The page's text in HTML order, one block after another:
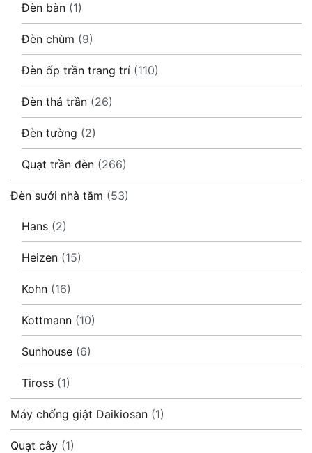
Đèn bàn (1)
Đèn chùm (9)
Đèn ốp trần trang trí (110)
Đèn thả trần (26)
Đèn tường (2)
Quạt trần đèn (266)
Đèn sưởi nhà tắm (53)
Hans (2)
Heizen (15)
Kohn (16)
Kottmann (10)
Sunhouse (6)
Tiross (1)
Máy chống giật Daikiosan (1)
Quạt cây (1)